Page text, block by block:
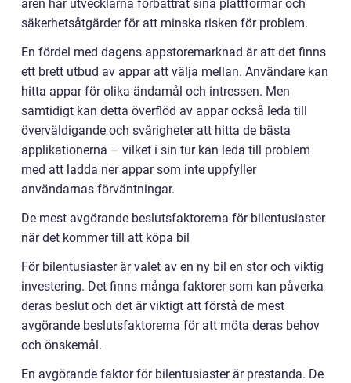
åren har utvecklarna förbättrat sina plattformar och
säkerhetsåtgärder för att minska risken för problem.
En fördel med dagens appstoremarknad är att det finns
ett brett utbud av appar att välja mellan. Användare kan
hitta appar för olika ändamål och intressen. Men
samtidigt kan detta överflöd av appar också leda till
överväldigande och svårigheter att hitta de bästa
applikationerna – vilket i sin tur kan leda till problem
med att ladda ner appar som inte uppfyller
användarnas förväntningar.
De mest avgörande beslutsfaktorerna för bilentusiaster
när det kommer till att köpa bil
För bilentusiaster är valet av en ny bil en stor och viktig
investering. Det finns många faktorer som kan påverka
deras beslut och det är viktigt att förstå de mest
avgörande beslutsfaktorerna för att möta deras behov
och önskemål.
En avgörande faktor för bilentusiaster är prestanda. De